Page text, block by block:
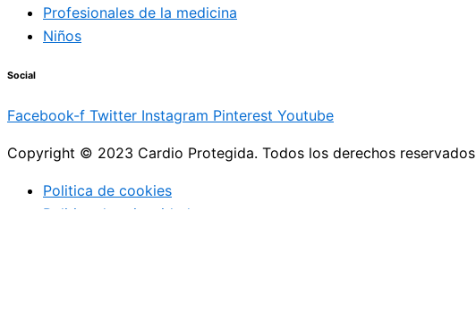
Profesionales de la medicina
Niños
Social
Facebook-f Twitter Instagram Pinterest Youtube
Copyright © 2023 Cardio Protegida. Todos los derechos reservados
Politica de cookies
Politica de privacidad